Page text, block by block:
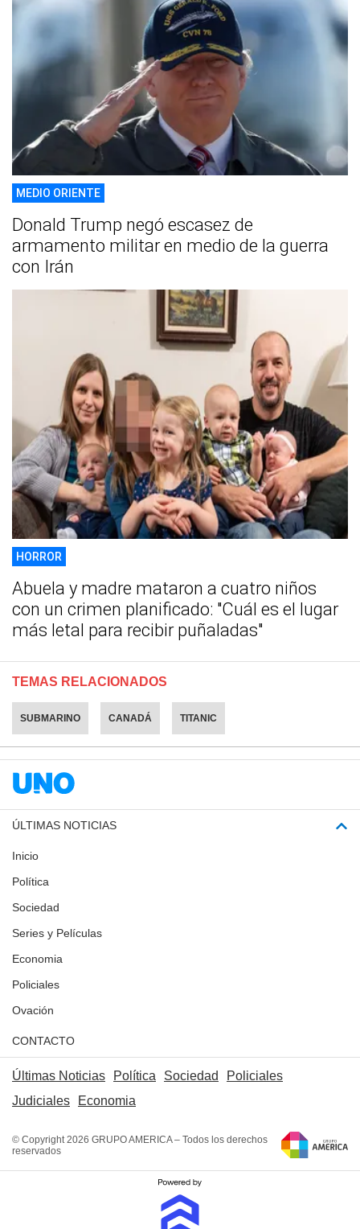
MEDIO ORIENTE
Donald Trump negó escasez de
armamento militar en medio de la guerra
con Irán
HORROR
Abuela y madre mataron a cuatro niños
con un crimen planificado: "Cuál es el lugar
más letal para recibir puñaladas"
TEMAS RELACIONADOS
SUBMARINO CANADÁ TITANIC
ÚLTIMAS NOTICIAS
Inicio
Política
Sociedad
Series y Películas
Economia
Policiales
Ovación
CONTACTO
Últimas Noticias Política Sociedad
Policiales
Judiciales
Economia
© Copyright 2026 GRUPO AMERICA – Todos los derechos
reservados